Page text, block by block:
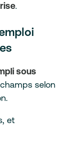
.
sous
selon
et